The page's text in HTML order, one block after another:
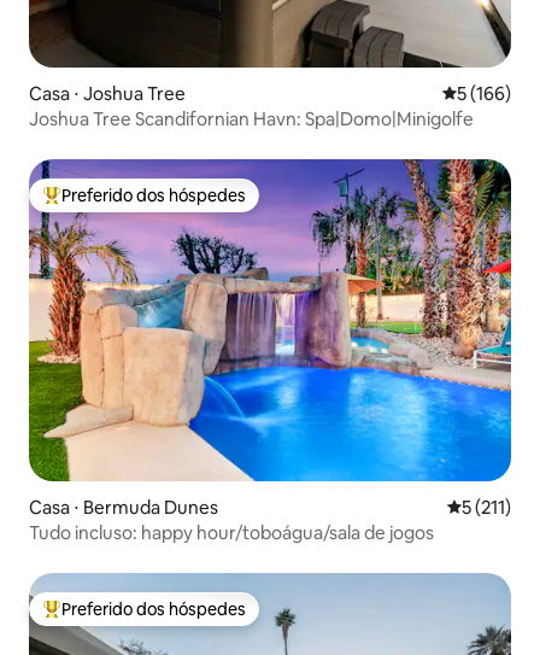
Casa ⋅ Joshua Tree 5 de uma
5 (166)
Joshua Tree Scandifornian Havn: Spa|Domo|Minigolfe
Entre os melhores preferidos dos hóspedes
Preferido dos hóspedes
Casa ⋅ Bermuda Dunes 5 de uma
5 (211)
Tudo incluso: happy hour/toboágua/sala de jogos
Entre os melhores preferidos dos hóspedes
Preferido dos hóspedes